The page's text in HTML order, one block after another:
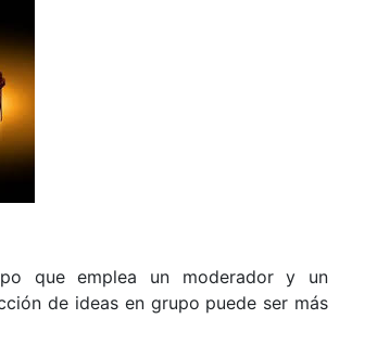
que emplea un moderador y un
de ideas en grupo puede ser más